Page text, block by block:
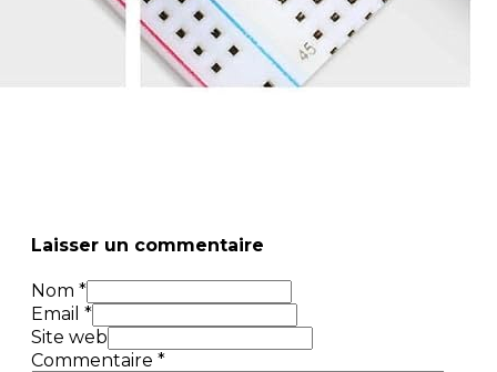
Laisser un commentaire
Nom *
Email *
Site web
Commentaire *